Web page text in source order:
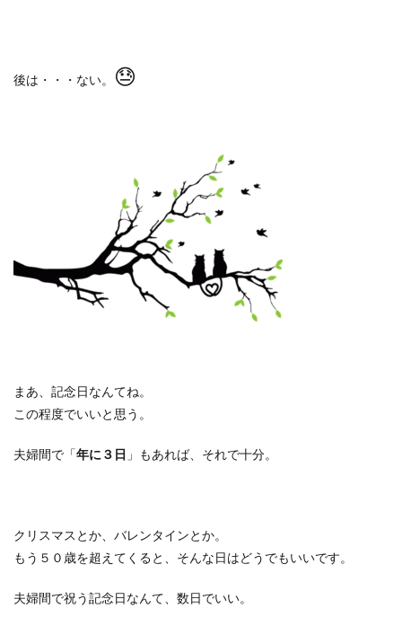
後は・・・ない。 😓
まあ、記念日なんてね。
この程度でいいと思う。
夫婦間で「年に３日 」もあれば、それで十分。
クリスマスとか、バレンタインとか。
もう５０歳を超えてくると、そんな日はどうでもいいです。
夫婦間で祝う記念日なんて、数日でいい。